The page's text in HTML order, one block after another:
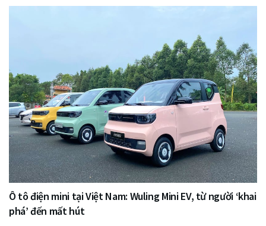
Ô tô điện mini tại Việt Nam: Wuling Mini EV, từ người ‘khai
phá’ đến mất hút